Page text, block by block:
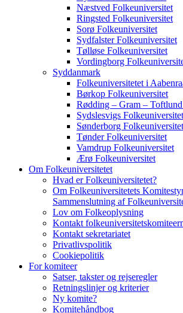
Næstved Folkeuniversitet
Ringsted Folkeuniversitet
Sorø Folkeuniversitet
Sydfalster Folkeuniversitet
Tølløse Folkeuniversitet
Vordingborg
Syddanmark
Folkeuniversitetet i
Børkop Folkeuniversitet
Rødding – Gram –
Sydslesvigs Folkeuniversitet
Sønderborg Folkeuniversitet
Tønder Folkeuniversitet
Vamdrup Folkeuniversitet
Ærø Folkeuniversitet
Om Folkeuniversitetet
Hvad er Folkeuniversitetet?
Om Folkeuniversitetets
Sammenslutning af
Lov om Folkeoplysning
Kontakt
Kontakt sekretariatet
Privatlivspolitik
Cookiepolitik
For komiteer
Satser, takster og rejseregler
Retningslinjer og kriterier
Ny komite?
Komitehåndbog